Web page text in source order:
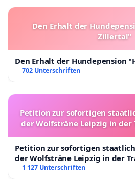
Den Erhalt der
Zillertal"
Den Erhalt der Hundepension
702 Unterschriften
Petition zur sofortigen
der Wolfsträne Leipzig in
Petition zur sofortigen
der Wolfsträne Leipzig in der
1 127 Unterschriften